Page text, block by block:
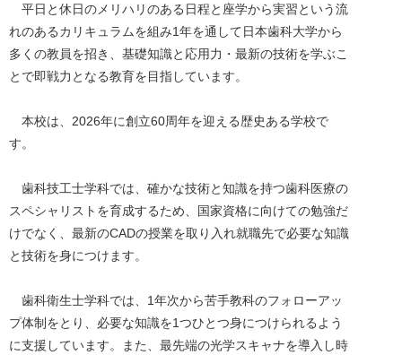
平日と休日のメリハリのある日程と座学から実習という流
れのあるカリキュラムを組み1年を通して日本歯科大学から
多くの教員を招き、基礎知識と応用力・最新の技術を学ぶこ
とで即戦力となる教育を目指しています。
本校は、2026年に創立60周年を迎える歴史ある学校で
す。
歯科技工士学科では、確かな技術と知識を持つ歯科医療の
スペシャリストを育成するため、国家資格に向けての勉強だ
けでなく、最新のCADの授業を取り入れ就職先で必要な知識
と技術を身につけます。
歯科衛生士学科では、1年次から苦手教科のフォローアッ
プ体制をとり、必要な知識を1つひとつ身につけられるよう
に支援しています。また、最先端の光学スキャナを導入し時